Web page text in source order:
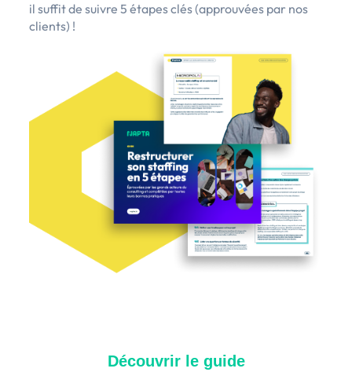
il suffit de suivre 5 étapes clés (approuvées par nos
clients) !